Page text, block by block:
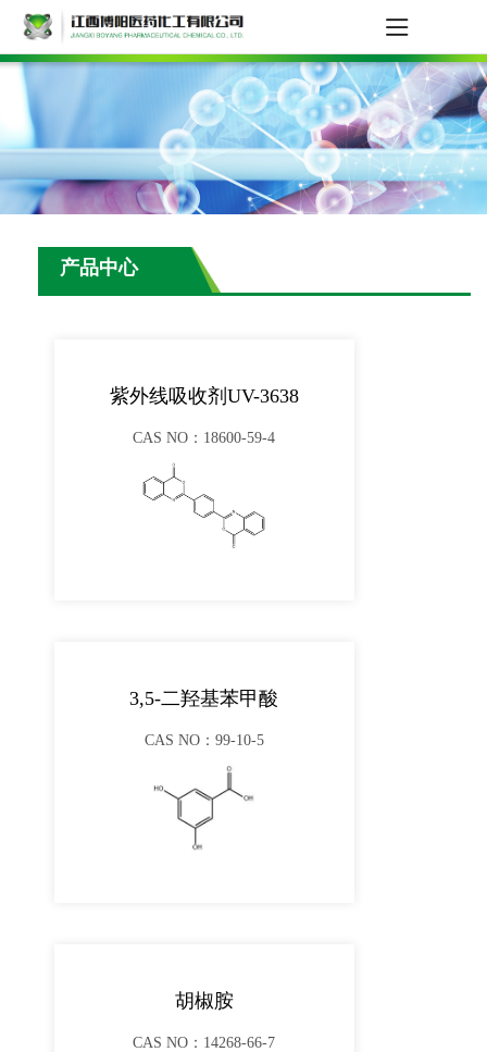
产品中心
紫外线吸收剂UV-3638
CAS NO：18600-59-4
3,5-二羟基苯甲酸
CAS NO：99-10-5
胡椒胺
CAS NO：14268-66-7